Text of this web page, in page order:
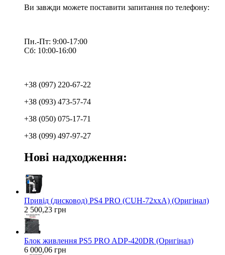
Ви завжди можете поставити запитання по телефону:
Пн.-Пт: 9:00-17:00
Сб: 10:00-16:00
+38 (097) 220-67-22
+38 (093) 473-57-74
+38 (050) 075-17-71
+38 (099) 497-97-27
Нові надходження:
Привід (дисковод) PS4 PRO (CUH-72xxA) (Оригінал)
2 500,23 грн
Блок живлення PS5 PRO ADP-420DR (Оригінал)
6 000,06 грн